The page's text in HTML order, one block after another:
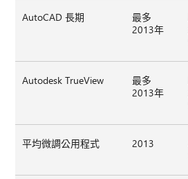
AutoCAD 長期
最多
2013年
Autodesk TrueView
最多
2013年
平均微調公用程式 2013